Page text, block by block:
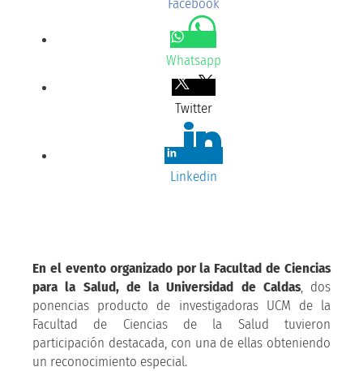
Facebook
Whatsapp
Twitter
Linkedin
En el evento organizado por la Facultad de Ciencias
para la Salud, de la Universidad de Caldas, dos
ponencias producto de investigadoras UCM de la
Facultad de Ciencias de la Salud tuvieron
participación destacada, con una de ellas obteniendo
un reconocimiento especial.